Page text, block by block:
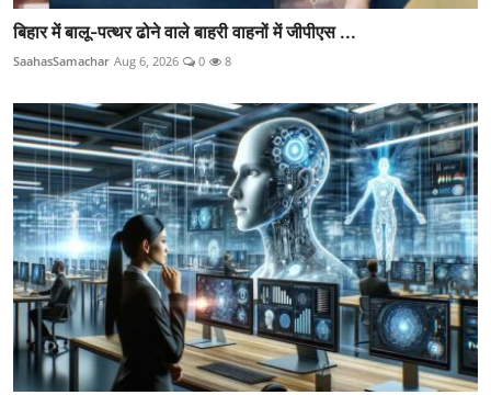
बिहार में बालू-पत्थर ढोने वाले बाहरी वाहनों में जीपीएस ...
SaahasSamachar Aug 6, 2026 0 8